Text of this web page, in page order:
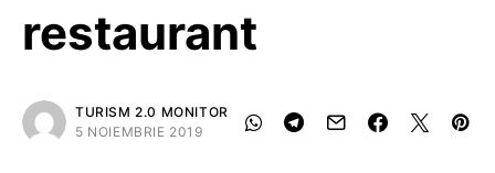
restaurant
TURISM 2.0 MONITOR
5 NOIEMBRIE 2019